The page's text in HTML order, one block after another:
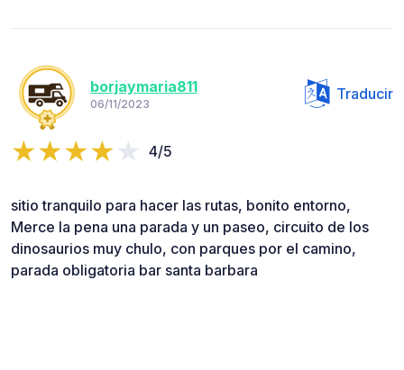
borjaymaria811
06/11/2023
Traducir
4/5
sitio tranquilo para hacer las rutas, bonito entorno,
Merce la pena una parada y un paseo, circuito de los
dinosaurios muy chulo, con parques por el camino,
parada obligatoria bar santa barbara